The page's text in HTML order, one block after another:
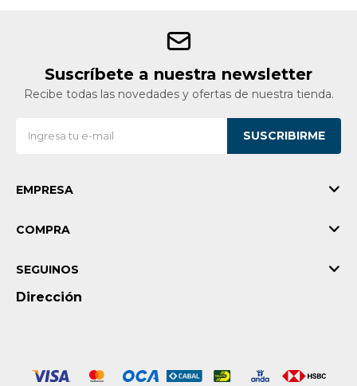
Suscríbete a nuestra newsletter
Recibe todas las novedades y ofertas de nuestra tienda.
SUSCRIBIRME
EMPRESA
COMPRA
Dirección
SEGUINOS